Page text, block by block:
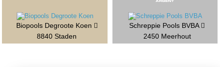
Biopools Degroote Koen
8840 Staden
Schreppie Pools BVBA
2450 Meerhout